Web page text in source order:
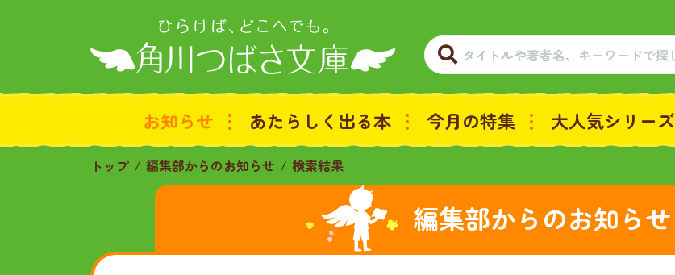
お知らせ あたらしく出る本 今月の特集 大人気シリーズ
トップ 編集部からのお知らせ 検索結果
編集部からのお知らせ